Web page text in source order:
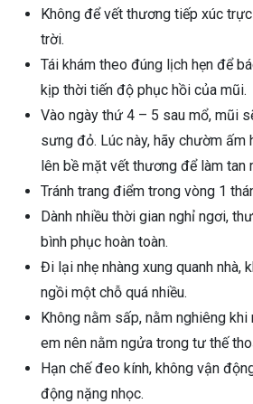
Không để vết thương tiếp xúc
trời.
Tái khám theo đúng lịch hẹn để
kịp thời tiến độ phục hồi của mũi.
Vào ngày thứ 4 – 5 sau mổ, mũi
sưng đỏ. Lúc này, hãy chườm
lên bề mặt vết thương để làm tan
Tránh trang điểm trong vòng 1
Dành nhiều thời gian nghỉ ngơi,
bình phục hoàn toàn.
Đi lại nhẹ nhàng xung quanh nhà,
ngồi một chỗ quá nhiều.
Không nằm sấp, nằm nghiêng khi
em nên nằm ngửa trong tư thế
Hạn chế đeo kính, không vận
động nặng nhọc.